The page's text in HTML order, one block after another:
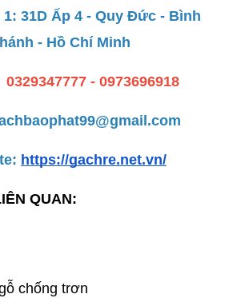
1: 31D Ấp 4 - Quy Đức - Bình
- Hồ Chí Minh
0329347777 - 0973696918
https://gachre.net.vn/
QUAN:
chống trơn